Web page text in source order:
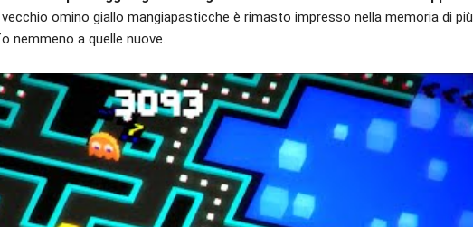
omino giallo mangiapasticche è rimasto impresso nella memoria di più
nemmeno a quelle nuove.